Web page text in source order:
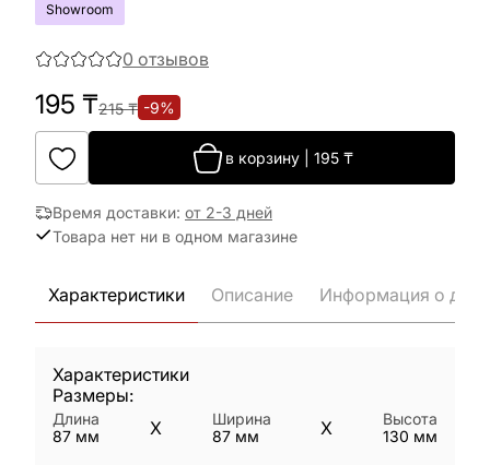
Showroom
0 отзывов
195 ₸215₸ -9%
в корзину 195 ₸
Время доставки: от 2-3 дней
Товара нет ни в одном магазине
Характеристики Описание Информация о
Характеристики
Размеры:
Длина
87 мм X
Ширина
87 мм X
Высота
130 мм